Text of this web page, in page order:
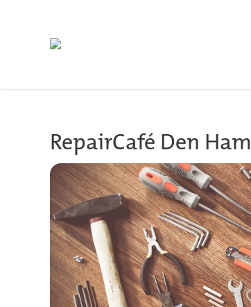
Skip to main content
RepairCafé Den Ham